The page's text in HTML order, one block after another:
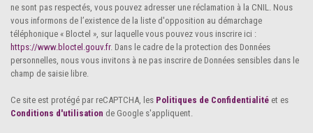
Nombre d'habitants
Propriétaires (vs. locataires)
Taxe habitation
21,72 %
Taxe foncière
Habitants de moins de 25 ans
29,88 %
ne sont pas respectés, vous pouvez adresser une réclamation à la CNIL. Nous
vous informons de l’existence de la liste d'opposition au démarchage
téléphonique « Bloctel », sur laquelle vous pouvez vous inscrire ici :
https://www.bloctel.gouv.fr. Dans le cadre de la protection des Données
personnelles, nous vous invitons à ne pas inscrire de Données sensibles dans le
champ de saisie libre.
Ce site est protégé par reCAPTCHA, les Politiques de Confidentialité et es
Conditions d'utilisation de Google s'appliquent.